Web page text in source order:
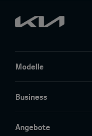
Modelle
Business
Angebote